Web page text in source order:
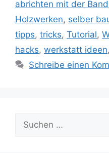
abrichten mit der
Holzwerken, selber
tipps, tricks, Tutorial,
hacks, werkstatt ideen,
Schreibe einen
nach: